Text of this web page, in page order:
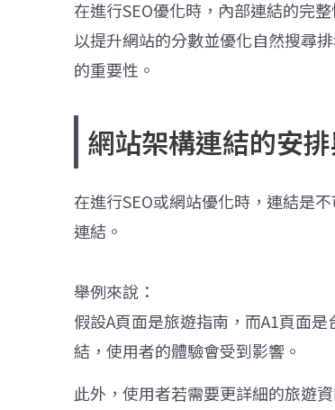
在進行SEO優化時，內部連結的完
以提升網站的分數並優化自然搜尋
的重要性。
網站架構連結的安
在進行SEO或網站優化時，連結是
連結。
舉例來說：
假設A頁面是旅遊指南，而A1頁面是
結，使用者的體驗會受到影響。
此外，使用者若需要更詳細的旅遊